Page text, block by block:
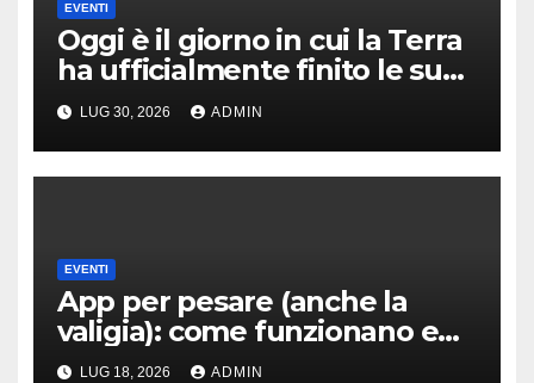
EVENTI
Oggi è il giorno in cui la Terra
ha ufficialmente finito le sue
risorse per il 2026
LUG 30, 2026 ADMIN
EVENTI
App per pesare (anche la
valigia): come funzionano e
quali usare
LUG 18, 2026 ADMIN